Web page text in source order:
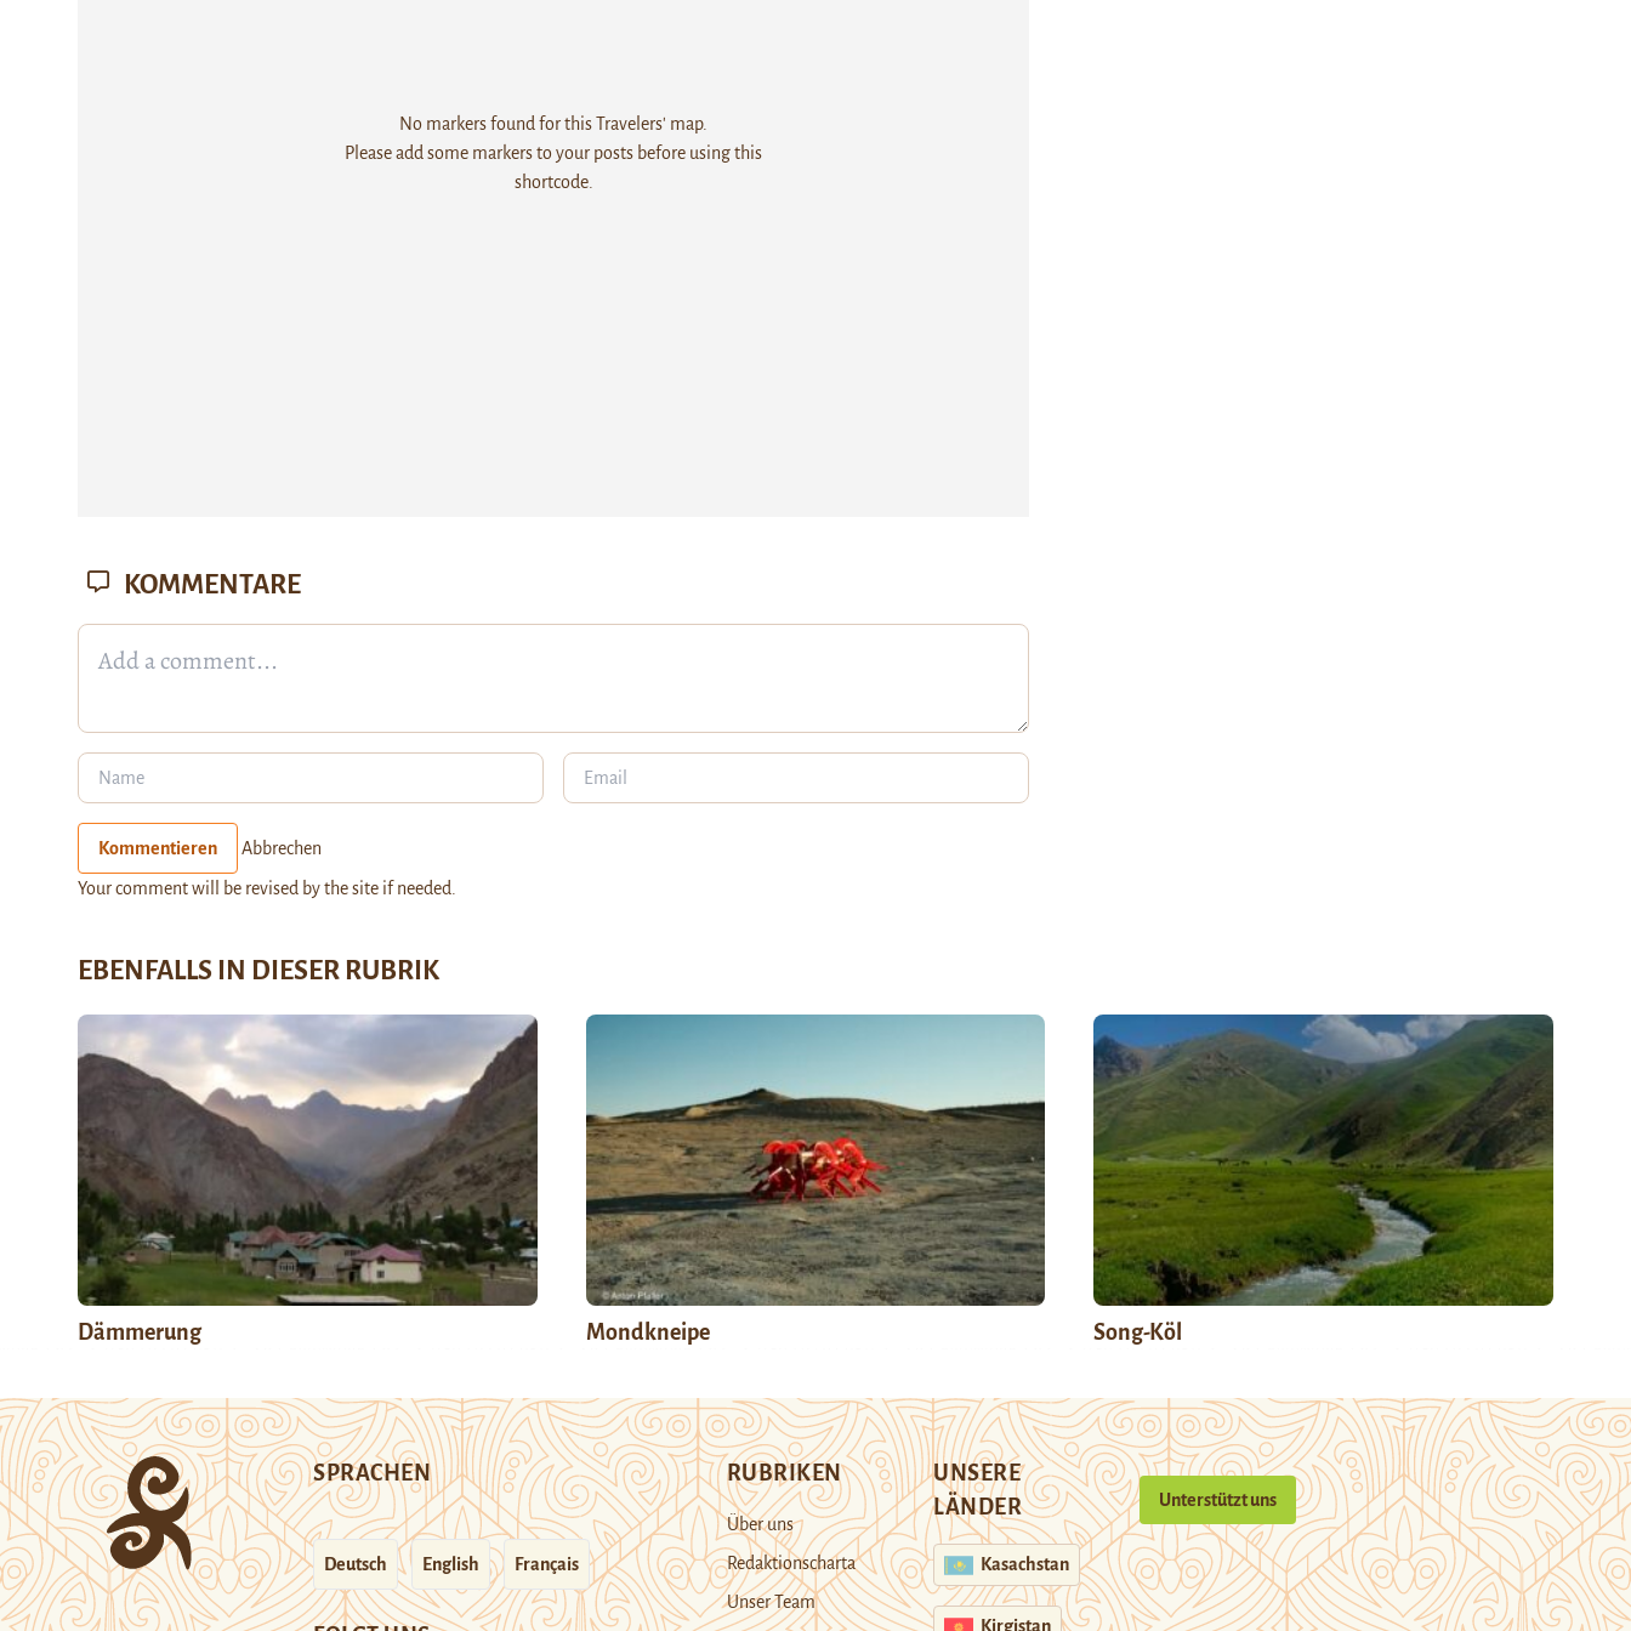
No markers found for this Travelers' map.
Please add some markers to your posts before using this
shortcode.
KOMMENTARE
Kommentieren Abbrechen
Your comment will be revised by the site if needed.
EBENFALLS IN DIESER RUBRIK
Dämmerung Mondkneipe Song-Köl
SPRACHEN
Deutsch English Français
RUBRIKEN
Über uns
Redaktionscharta
Unser Team
UNSERE
LÄNDER
Kasachstan
Kirgistan
Unterstützt uns